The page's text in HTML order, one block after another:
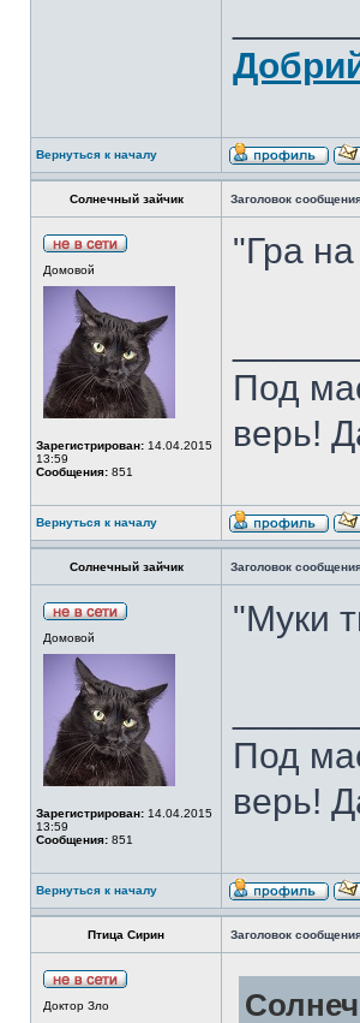
Вернуться к началу
Солнечный зайчик Заголовок
Домовой
Зарегистрирован: 14.04.2015
13:59
Сообщения: 851
"Гра
Под
верь!
Вернуться к началу
Солнечный зайчик Заголовок
Домовой
Зарегистрирован: 14.04.2015
13:59
Сообщения: 851
"Муки
Под
верь!
Вернуться к началу
Птица Сирин Заголовок
Доктор Зло